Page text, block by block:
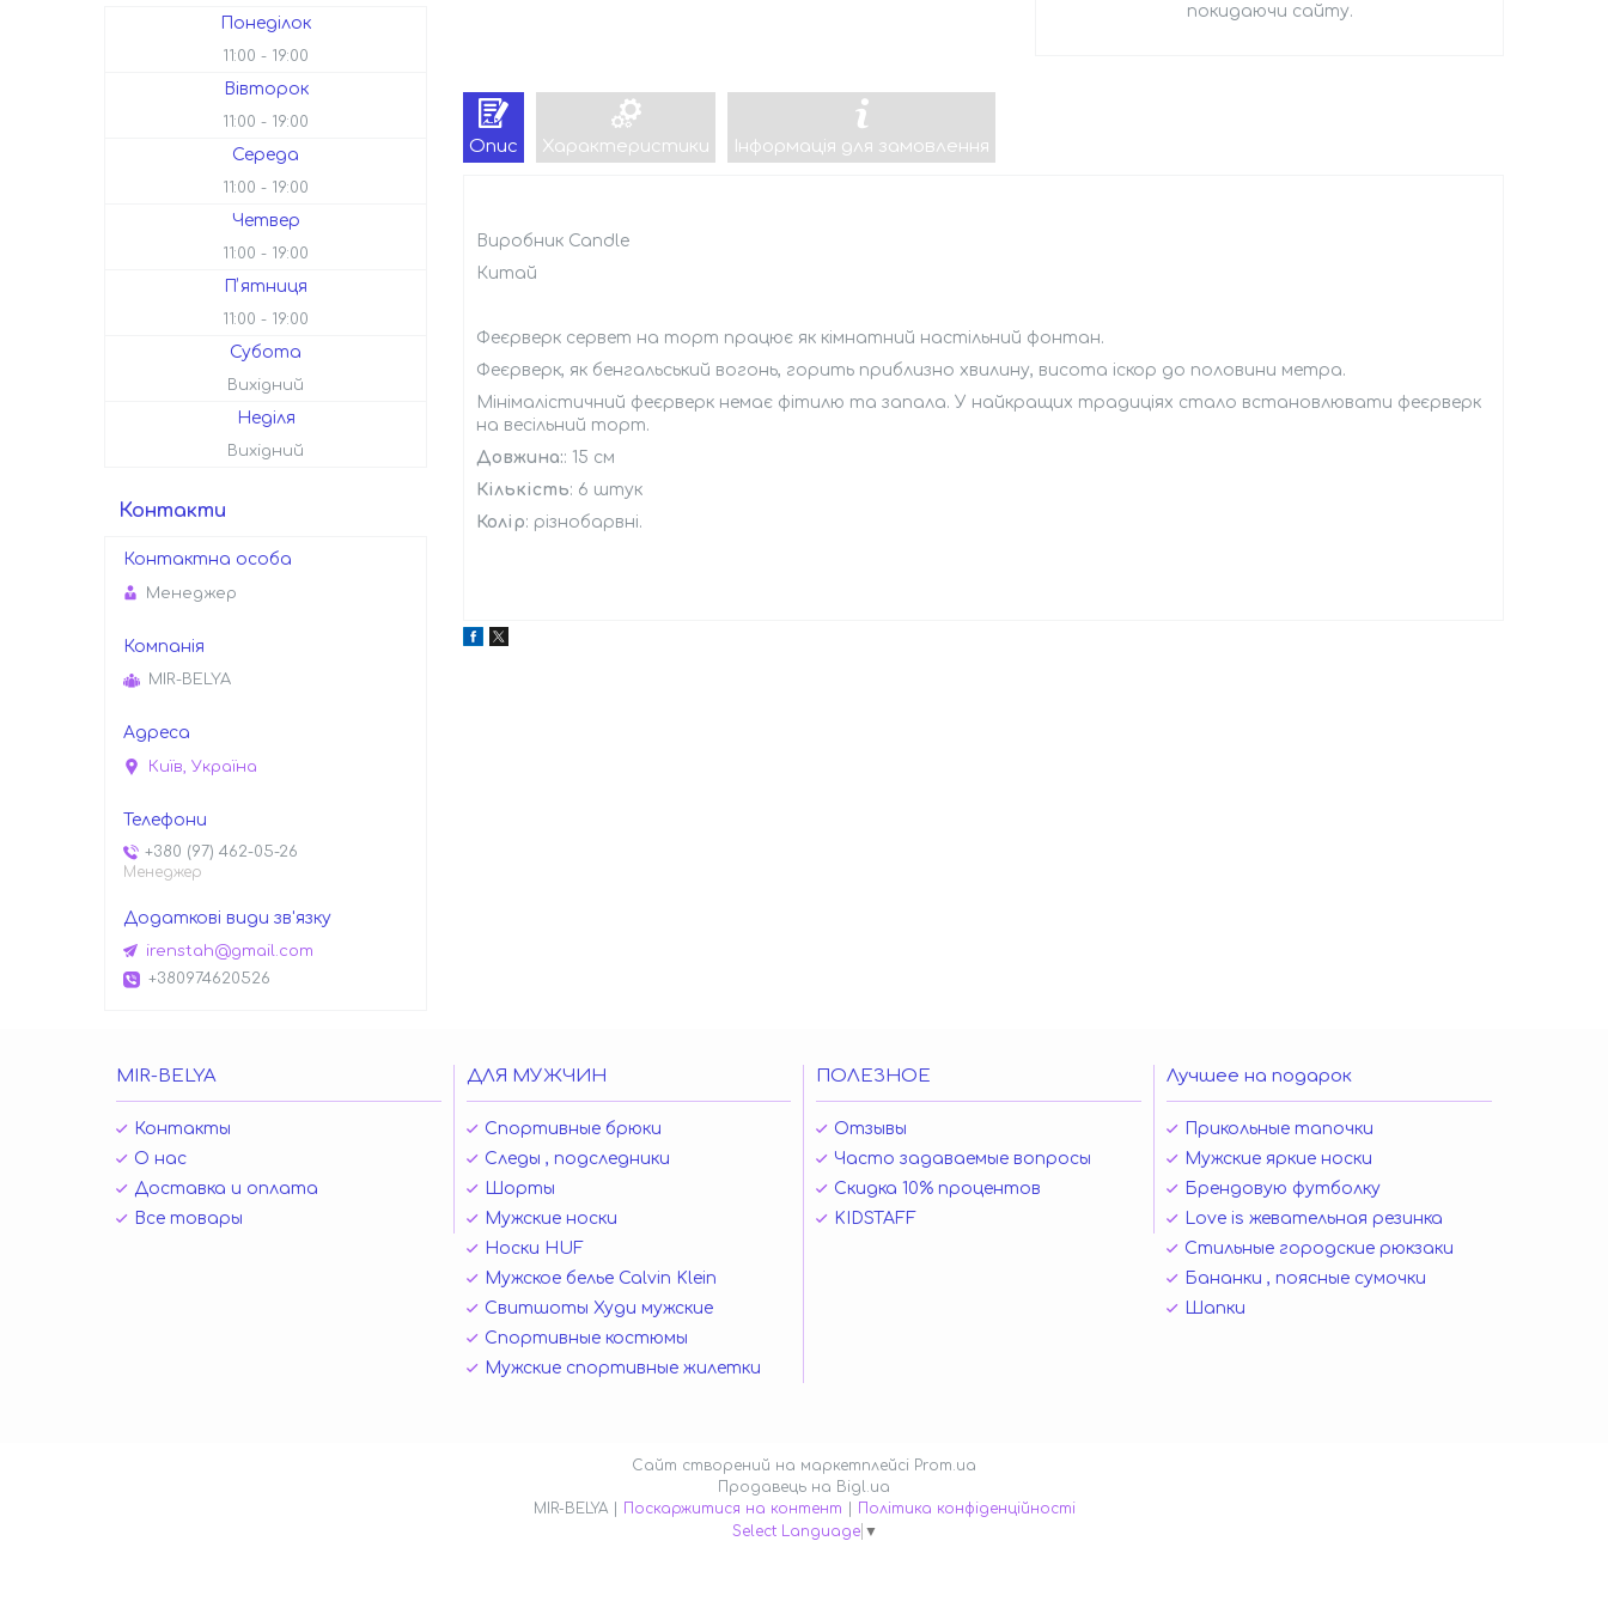
покидаючи сайту.
Опис Характеристики Інформація для замовлення
Виробник Candle
Китай
Феєрверк сервет на торт працює як кімнатний настільний фонтан.
Феєрверк, як бенгальський вогонь, горить приблизно хвилину, висота іскор до половини метра.
Мінімалістичний феєрверк немає фітилю та запала. У найкращих традиціях стало встановлювати феєрверк
на весільний торт.
Довжина:: 15 см
Кількість: 6 штук
Колір: різнобарвні.
Понеділок
11:00 19:00
Вівторок
11:00 19:00
Середа
11:00 19:00
Четвер
11:00 19:00
Пʼятниця
11:00 19:00
Субота
Вихідний
Неділя
Вихідний
Контакти
Менеджер
MIR-BELYA
Київ, Україна
+380 (97) 462-05-26
Менеджер
irenstah@gmail.com
+380974620526
MIR-BELYA
Контакты
О нас
Доставка и оплата
Все товары
ДЛЯ МУЖЧИН
Спортивные брюки
Следы , подследники
Шорты
Мужские носки
Носки HUF
Мужское белье Calvin Klein
Свитшоты Худи мужские
Спортивные костюмы
Мужские спортивные жилетки
ПОЛЕЗНОЕ
Отзывы
Часто задаваемые вопросы
Скидка 10% процентов
KIDSTAFF
Лучшее на подарок
Прикольные тапочки
Мужские яркие носки
Брендовую футболку
Love is жевательная резинка
Стильные городские рюкзаки
Бананки , поясные сумочки
Шапки
Сайт створений на маркетплейсі Prom.ua
Продавець на Bigl.ua
Поскаржитися на контент
Політика конфіденційності
Select Language ▼